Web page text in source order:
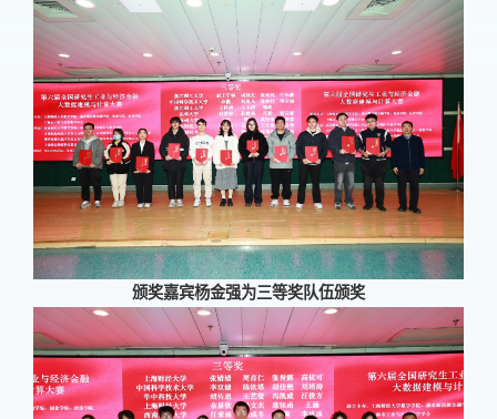
颁奖嘉宾杨金强为三等奖队伍颁奖